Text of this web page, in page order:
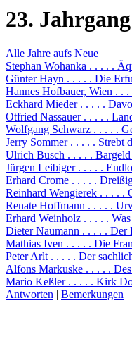
23.
Alle Jahre aufs Neue
Stephan Wohanka . . . . .
Günter Hayn . . . . . Die
Hannes Hofbauer, Wien . .
Eckhard Mieder . . . . .
Otfried Nassauer . . . . .
Wolfgang Schwarz . . . . .
Jerry Sommer . . . . . Strebt
Ulrich Busch . . . . .
Jürgen Leibiger . . . . .
Erhard Crome . . . . .
Reinhard Wengierek . . . . .
Renate Hoffmann . . . . .
Erhard Weinholz . . . . .
Dieter Naumann . . . . . Der
Mathias Iven . . . . . Die
Peter Arlt . . . . . Der
Alfons Markuske . . . . .
Mario Keßler . . . . . Kirk
Antworten | Bemerkungen